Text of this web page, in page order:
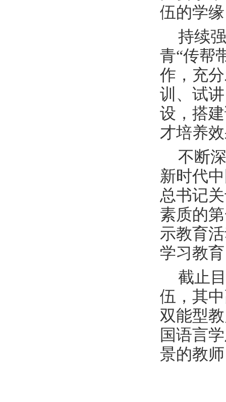
伍的学
持续
青“传帮
作，充
训、试
设，搭
才培养
不断
新时代
总书记
素质的
示教育
学习教
截止
伍，其
双能型
国语言
景的教